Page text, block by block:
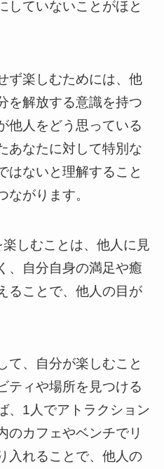
していないことがほと
ず楽しむためには、他
を解放する意識を持つ
他人をどう思っている
あなたに対して特別な
はないと理解すること
ながります。
しむことは、他人に見
、自分自身の満足や癒
ることで、他人の目が
て、自分が楽しむこと
ティや場所を見つける
、1人でアトラクション
のカフェやベンチでリ
入れることで、他人の